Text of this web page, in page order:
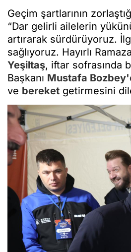
Geçim şartlarının
“Dar gelirli ailelerin
artırarak sürdürüyoruz.
sağlıyoruz. Hayırlı
Yeşiltaş, iftar sofrasında
Başkanı Mustafa
ve bereket getirmesini